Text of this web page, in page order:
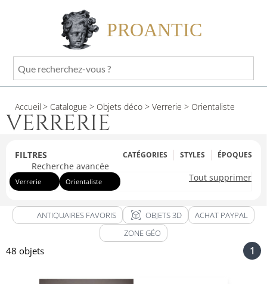
PROANTIC
Que
recherchez-
?
Accueil > Catalogue > Objets déco > Verrerie > Orientaliste
VERRERIE
FILTRES CATÉGORIES STYLES ÉPOQUES
Recherche avancée
Tout supprimer
Verrerie Orientaliste
ANTIQUAIRES FAVORIS view_in_ar OBJETS 3D
ACHAT PAYPAL
ZONE GÉO
48 objets 1